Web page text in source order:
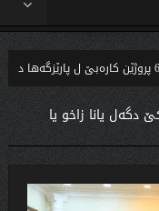
دگەل یانا زاخو یا